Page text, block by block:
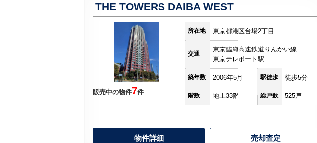
THE TOWERS DAIBA WEST
販売中の物件7件
所在地 東京都港区台場2丁目
交通
東京臨海高速鉄道りんかい線
東京テレポート駅
築年数 2006年5月 駅徒歩 徒歩5分
階数 地上33階 総戸数 525戸
物件詳細 売却査定